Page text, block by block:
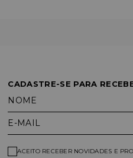
CADASTRE-SE PARA
NOME
E-MAIL
ACEITO RECEBER NOVIDADES E